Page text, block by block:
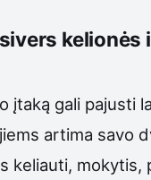
kelionės
įtaką gali pajusti
artima savo
keliauti, mokytis,